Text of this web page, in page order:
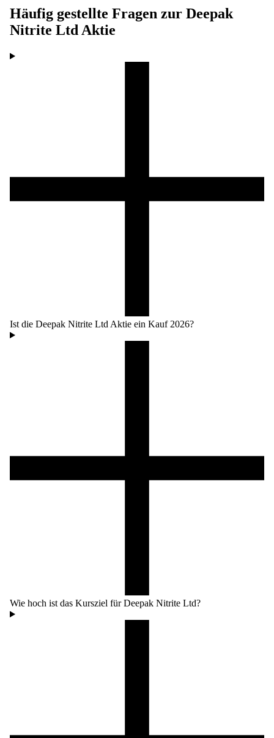
Häufig gestellte Fragen zur Deepak
Nitrite Ltd Aktie
Ist die Deepak Nitrite Ltd Aktie ein Kauf 2026?
Wie hoch ist das Kursziel für Deepak Nitrite Ltd?